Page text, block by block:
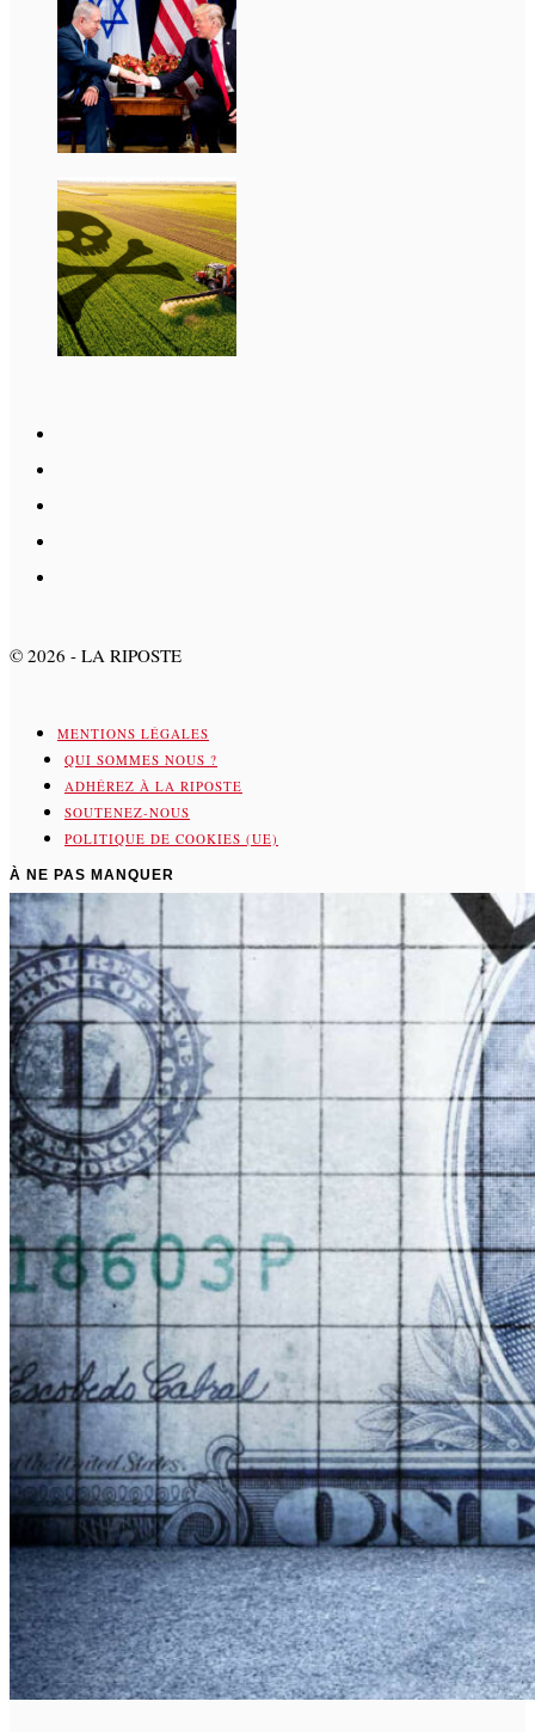
© 2026 - LA RIPOSTE
MENTIONS LÉGALES
QUI SOMMES NOUS ?
ADHÉREZ À LA RIPOSTE
SOUTENEZ-NOUS
POLITIQUE DE COOKIES (UE)
À NE PAS MANQUER